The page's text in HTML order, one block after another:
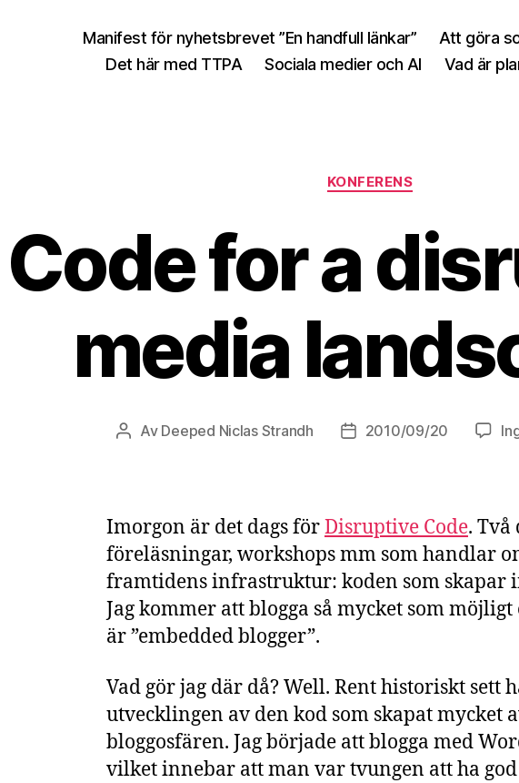
Manifest för nyhetsbrevet ”En handfull länkar”
Att göra
Det här med TTPA
Sociala medier och AI Vad är
Kategorier
KONFERENS
Code for a
media
Inläggsförfattare
Av Deeped Niclas Strandh Inläggsdatum
2010/09/20
Imorgon är det dags förDisruptive Code. Två
föreläsningar, workshops mm som handlar
framtidens infrastruktur: koden som skapar
Jag kommer att blogga så mycket som
är ”embedded blogger”.
Vad gör jag där då? Well. Rent historiskt sett
utvecklingen av den kod som skapat mycket
bloggosfären. Jag började att blogga med
vilket innebar att man var tvungen att ha